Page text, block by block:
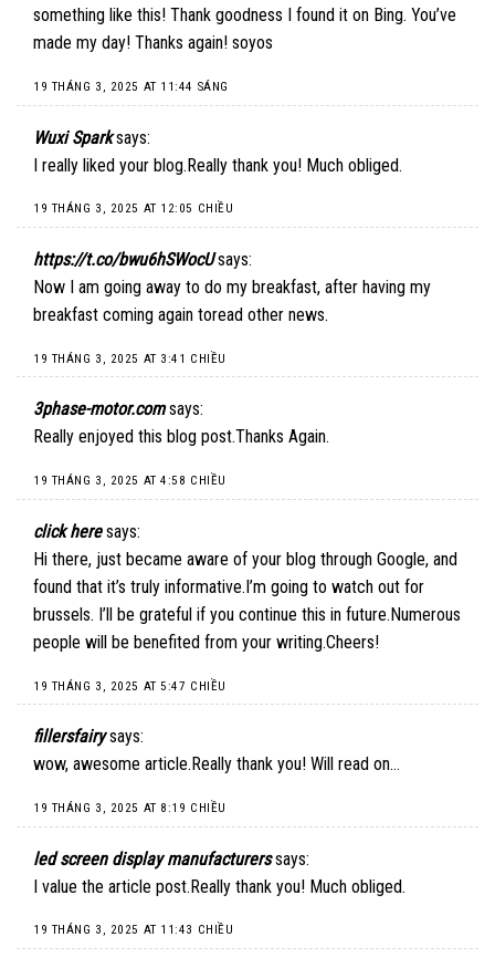
something like this! Thank goodness I found it on Bing. You’ve
made my day! Thanks again! soyos
19 THÁNG 3, 2025 AT 11:44 SÁNG
Wuxi Spark says:
I really liked your blog.Really thank you! Much obliged.
19 THÁNG 3, 2025 AT 12:05 CHIỀU
https://t.co/bwu6hSWocU says:
Now I am going away to do my breakfast, after having my
breakfast coming again toread other news.
19 THÁNG 3, 2025 AT 3:41 CHIỀU
3phase-motor.com says:
Really enjoyed this blog post.Thanks Again.
19 THÁNG 3, 2025 AT 4:58 CHIỀU
click here says:
Hi there, just became aware of your blog through Google, and
found that it’s truly informative.I’m going to watch out for
brussels. I’ll be grateful if you continue this in future.Numerous
people will be benefited from your writing.Cheers!
19 THÁNG 3, 2025 AT 5:47 CHIỀU
fillersfairy says:
wow, awesome article.Really thank you! Will read on…
19 THÁNG 3, 2025 AT 8:19 CHIỀU
led screen display manufacturers says:
I value the article post.Really thank you! Much obliged.
19 THÁNG 3, 2025 AT 11:43 CHIỀU